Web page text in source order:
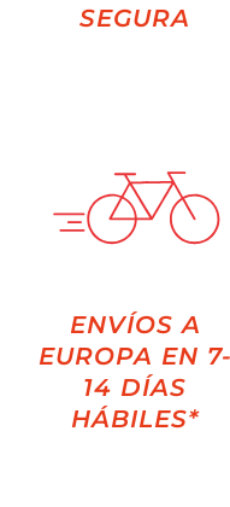
SEGURA
ENVÍOS A
EUROPA EN 7-
14 DÍAS
HÁBILES*